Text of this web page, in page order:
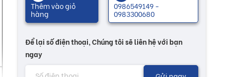
Thêm vào giỏ
hàng
0986549149 -
0983300680
Để lại số điện thoại, Chúng tôi sẽ liên hệ với bạn
ngay